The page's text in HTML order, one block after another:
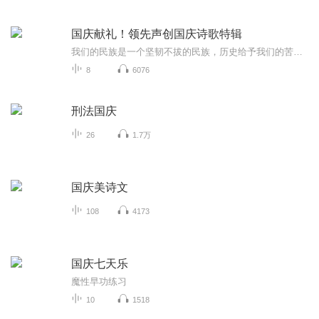
国庆献礼！领先声创国庆诗歌特辑
8 6076
刑法国庆
26 1.7万
国庆美诗文
108 4173
国庆七天乐
魔性早功练习
10 1518